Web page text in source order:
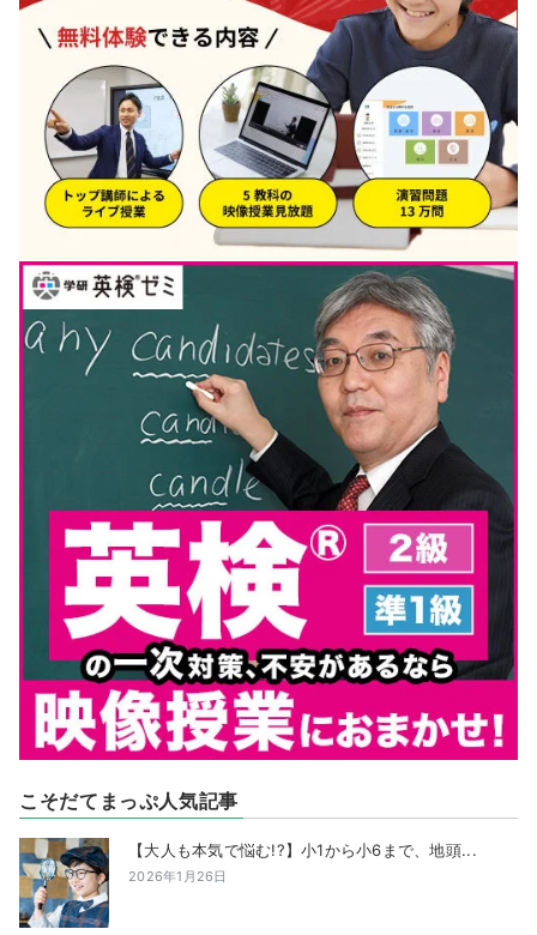
こそだてまっぷ人気記事
【大人も本気で悩む!?】小1から小6まで、地頭...
2026年1月26日